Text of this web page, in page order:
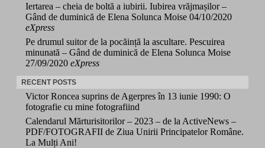
Iertarea – cheia de boltă a iubirii. Iubirea vrăjmașilor –
Gând de duminică de Elena Solunca Moise 04/10/2020
eXpress
Pe drumul suitor de la pocăință la ascultare. Pescuirea
minunată – Gând de duminică de Elena Solunca Moise
27/09/2020 eXpress
RECENT POSTS
Victor Roncea suprins de Agerpres în 13 iunie 1990: O
fotografie cu mine fotografiind
Calendarul Mărturisitorilor – 2023 – de la ActiveNews –
PDF/FOTOGRAFII de Ziua Unirii Principatelor Române.
La Mulți Ani!